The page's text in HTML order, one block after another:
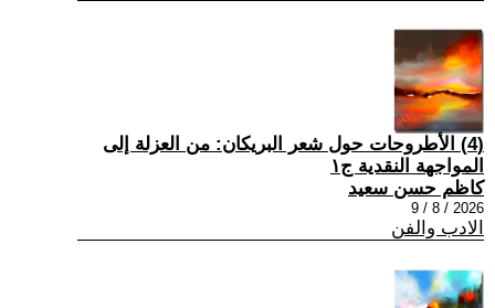
(4) الأطروحات حول شعر البريكان: من العزلة إلى
المواجهة النقدية ج١
كاظم حسن سعيد
2026 / 8 / 9
الادب والفن